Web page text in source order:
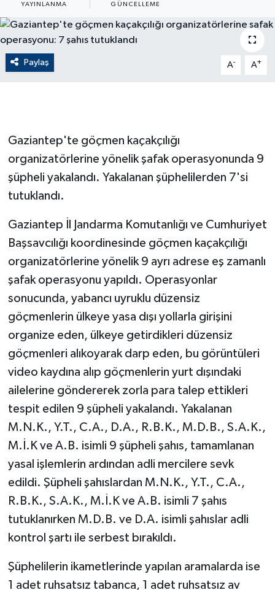
YAYINLANMA GÜNCELLEME
Paylaş A- A+
Gaziantep'te göçmen kaçakçılığı
organizatörlerine yönelik şafak operasyonunda 9
şüpheli yakalandı. Yakalanan şüphelilerden 7'si
tutuklandı.
Gaziantep İl Jandarma Komutanlığı ve Cumhuriyet
Başsavcılığı koordinesinde göçmen kaçakçılığı
organizatörlerine yönelik 9 ayrı adrese eş zamanlı
şafak operasyonu yapıldı. Operasyonlar
sonucunda, yabancı uyruklu düzensiz
göçmenlerin ülkeye yasa dışı yollarla girişini
organize eden, ülkeye getirdikleri düzensiz
göçmenleri alıkoyarak darp eden, bu görüntüleri
video kaydına alıp göçmenlerin yurt dışındaki
ailelerine göndererek zorla para talep ettikleri
tespit edilen 9 şüpheli yakalandı. Yakalanan
M.N.K., Y.T., C.A., D.A., R.B.K., M.D.B., S.A.K.,
M.İ.K ve A.B. isimli 9 şüpheli şahıs, tamamlanan
yasal işlemlerin ardından adli mercilere sevk
edildi. Şüpheli şahıslardan M.N.K., Y.T., C.A.,
R.B.K., S.A.K., M.İ.K ve A.B. isimli 7 şahıs
tutuklanırken M.D.B. ve D.A. isimli şahıslar adli
kontrol şartı ile serbest bırakıldı.
Şüphelilerin ikametlerinde yapılan aramalarda ise
1 adet ruhsatsız tabanca, 1 adet ruhsatsız av
Dünya
EĞİTİM
Finans
Flaş Haber
GENEL
Güvenlik
HABERDE İNSAN
İNSAN
İş Dünyası
Jandarma
Kadın
KÜLTÜR SANAT
MAGAZİN
POLİTİKA